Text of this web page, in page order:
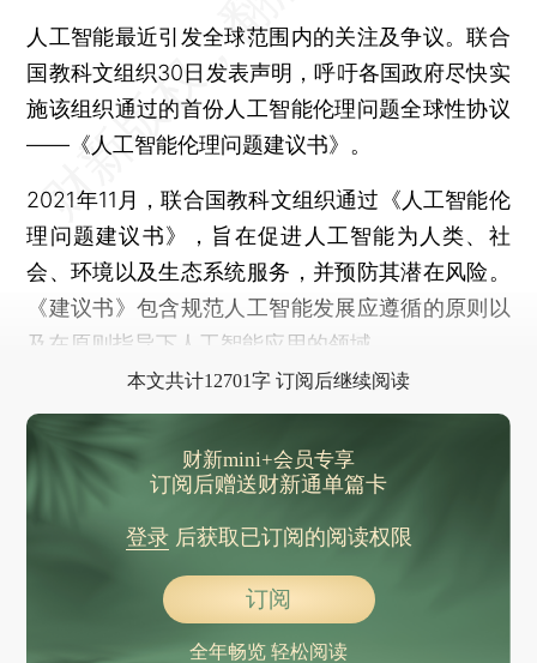
张勇：未来阿里将更多地成为“资本”运营商
洪都拉斯称该国总统即将访华 外交部回应
人工智能最近引发全球范围内的关注及争议。联合
国教科文组织30日发表声明，呼吁各国政府尽快实
施该组织通过的首份人工智能伦理问题全球性协议
——《人工智能伦理问题建议书》。
2021年11月，联合国教科文组织通过《人工智能伦
理问题建议书》，旨在促进人工智能为人类、社
会、环境以及生态系统服务，并预防其潜在风险。
《建议书》包含规范人工智能发展应遵循的原则以
及在原则指导下人工智能应用的领域。
本文共计12701字 订阅后继续阅读
财新mini+会员专享
订阅后赠送财新通单篇卡
登录后获取已订阅的阅读权限
订阅
全年畅览 轻松阅读